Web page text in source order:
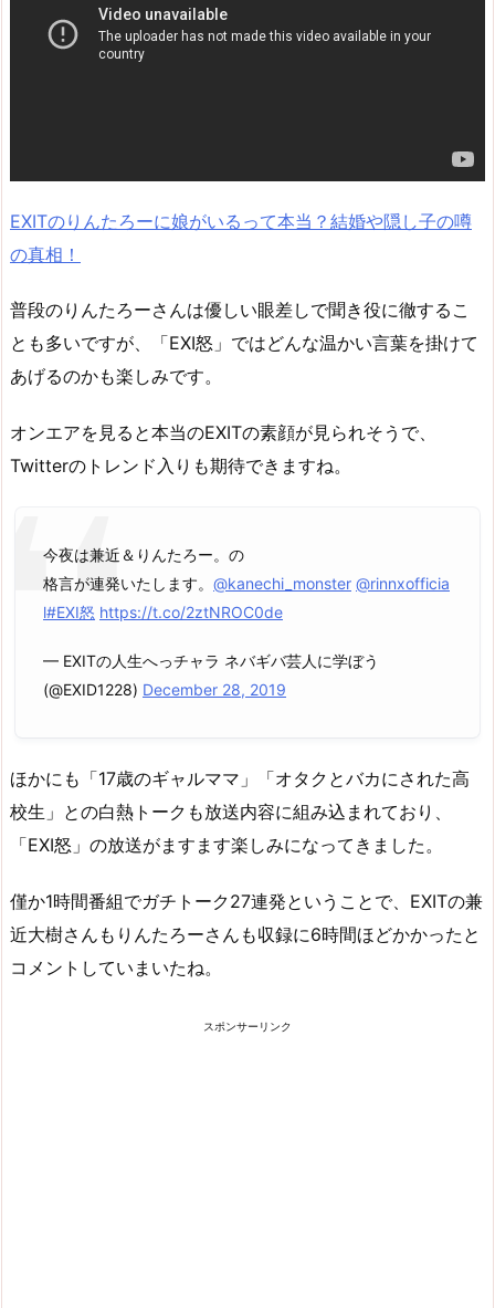
EXITのりんたろーに娘がいるって本当？結婚や隠し子の噂
の真相！
普段のりんたろーさんは優しい眼差しで聞き役に徹するこ
とも多いですが、「EXI怒」ではどんな温かい言葉を掛けて
あげるのかも楽しみです。
オンエアを見ると本当のEXITの素顔が見られそうで、
Twitterのトレンド入りも期待できますね。
今夜は兼近＆りんたろー。の
格言が連発いたします。 @kanechi_monster @rinnxofficia
l#EXI怒 https://t.co/2ztNROC0de
— EXITの人生へっチャラ ネバギバ芸人に学ぼう
(@EXID1228) December 28, 2019
ほかにも「17歳のギャルママ」「オタクとバカにされた高
校生」との白熱トークも放送内容に組み込まれており、
「EXI怒」の放送がますます楽しみになってきました。
僅か1時間番組でガチトーク27連発ということで、EXITの兼
近大樹さんもりんたろーさんも収録に6時間ほどかかったと
コメントしていまいたね。
スポンサーリンク